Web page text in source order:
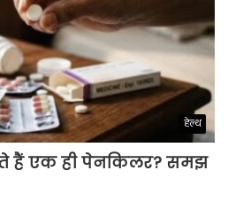
हेल्थ
हैं एक ही पेनकिलर? समझ